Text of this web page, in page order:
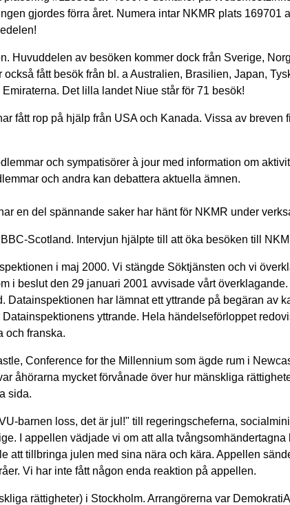
gjordes förra året. Numera intar NKMR plats 169701
Huvuddelen av besöken kommer dock från Sverige,
fått besök från bl. a Australien, Brasilien, Japan,
Det lilla landet Niue står för 71 besök!
fått rop på hjälp från USA och Kanada. Vissa av breven
och sympatisörer à jour med information om
och andra kan debattera aktuella ämnen.
en del spännande saker har hänt för NKMR under
Scotland. Intervjun hjälpte till att öka besöken till
i maj 2000. Vi stängde Söktjänsten och vi
i beslut den 29 januari 2001 avvisade vårt
har lämnat ett yttrande på begäran av
yttrande. Hela händelseförloppet
och franska.
Conference for the Millennium som ägde rum i
åhörarna mycket förvånade över hur mänskliga
sida.
barnen loss, det är jul!" till regeringscheferna,
I appellen vädjade vi om att alla tvångsomhändertagna
att tillbringa julen med sina nära och kära. Appellen
Vi har inte fått någon enda reaktion på appellen.
rättigheter) i Stockholm. Arrangörerna var